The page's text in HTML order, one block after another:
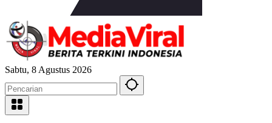
Sabtu, 8 Agustus 2026